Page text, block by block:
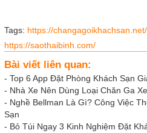
Tags: https://changagoikhachsan.net/,
https://saothaibinh.com/
Bài viết liên quan:
- Top 6 App Đặt Phòng Khách Sạn
- Nhà Xe Nên Dùng Loại Chăn Ga
- Nghề Bellman Là Gì? Công Việc
Sạn
- Bỏ Túi Ngay 3 Kinh Nghiệm Đặt